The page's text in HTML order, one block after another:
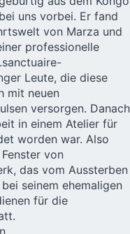
uns vorbei. Er fand
von Marza und
professionelle
Leute, die diese
mit neuen
versorgen. Danach
in einem Atelier für
worden war. Also
von
das vom Aussterben
seinem ehemaligen
für die